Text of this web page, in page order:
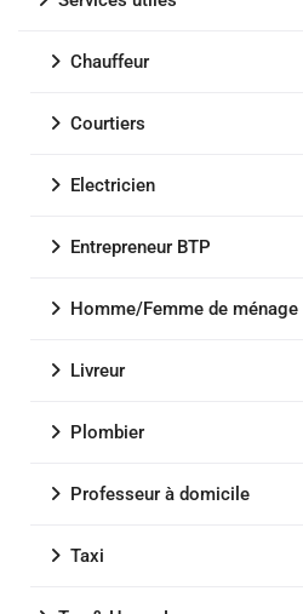
Chauffeur
Courtiers
Electricien
Entrepreneur BTP
Homme/Femme de ménage
Livreur
Plombier
Professeur à domicile
Taxi